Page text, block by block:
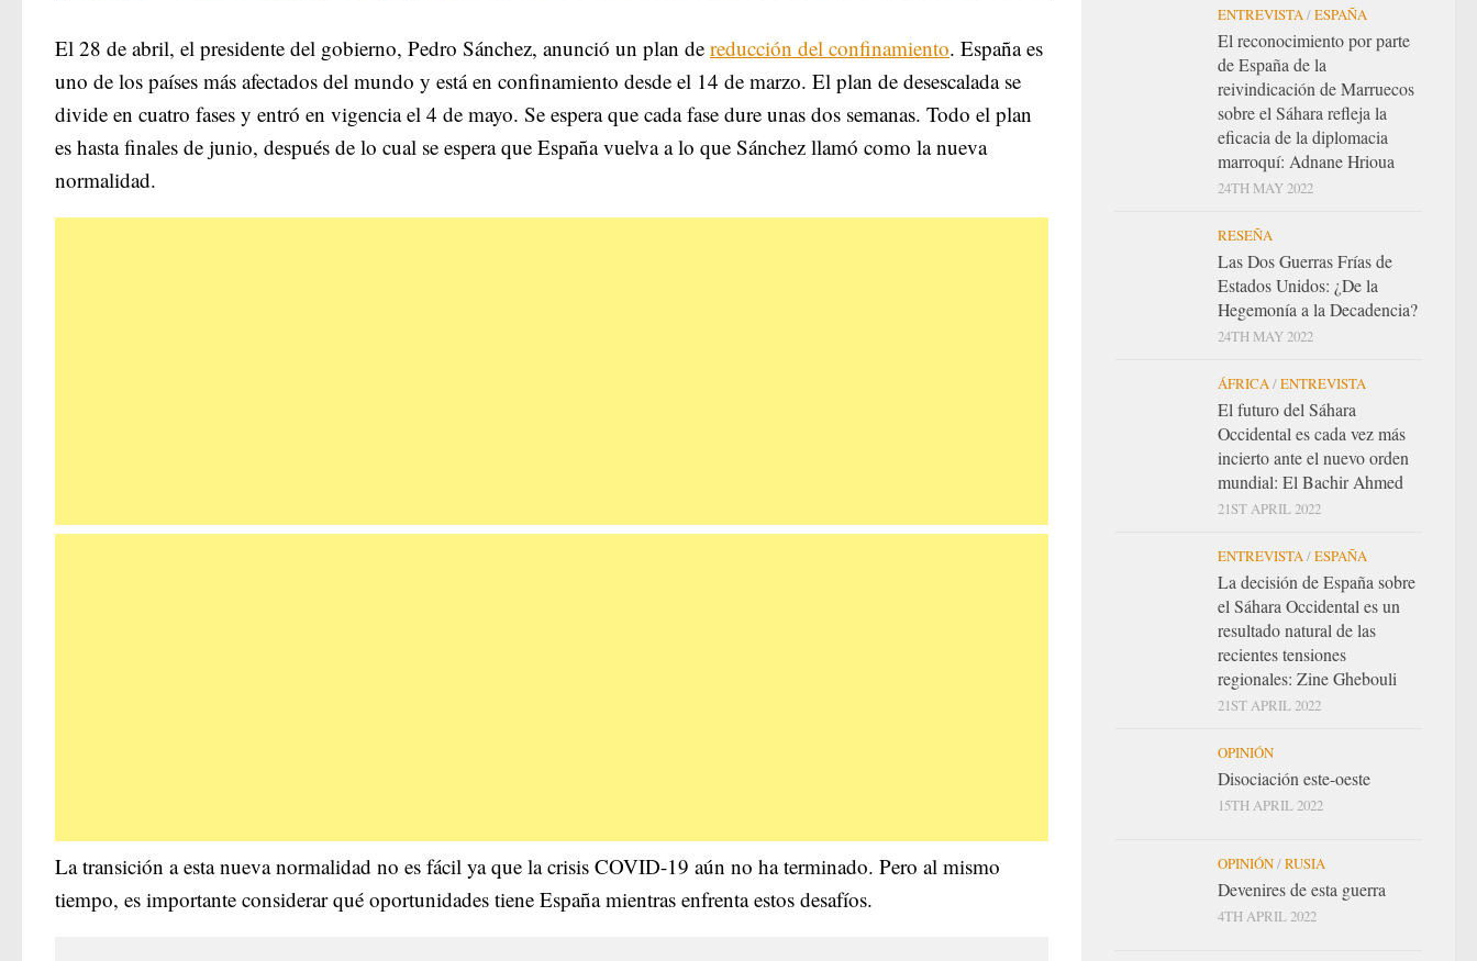
El 28 de abril, el presidente del gobierno, Pedro Sánchez, anunció un plan de reducción del confinamiento. España es
uno de los países más afectados del mundo y está en confinamiento desde el 14 de marzo. El plan de desescalada se
divide en cuatro fases y entró en vigencia el 4 de mayo. Se espera que cada fase dure unas dos semanas. Todo el plan
es hasta finales de junio, después de lo cual se espera que España vuelva a lo que Sánchez llamó como la nueva
normalidad.
La transición a esta nueva normalidad no es fácil ya que la crisis COVID-19 aún no ha terminado. Pero al mismo
tiempo, es importante considerar qué oportunidades tiene España mientras enfrenta estos desafíos.
ENTREVISTA/ESPAÑA
El reconocimiento por parte
de España de la
reivindicación de Marruecos
sobre el Sáhara refleja la
eficacia de la diplomacia
marroquí: Adnane Hrioua
24TH MAY 2022
RESEÑA
Las Dos Guerras Frías de
Estados Unidos: ¿De la
Hegemonía a la Decadencia?
24TH MAY 2022
ÁFRICA/ENTREVISTA
El futuro del Sáhara
Occidental es cada vez más
incierto ante el nuevo orden
mundial: El Bachir Ahmed
21ST APRIL 2022
ENTREVISTA/ESPAÑA
La decisión de España sobre
el Sáhara Occidental es un
resultado natural de las
recientes tensiones
regionales: Zine Ghebouli
21ST APRIL 2022
OPINIÓN
Disociación este-oeste
15TH APRIL 2022
OPINIÓN/RUSIA
Devenires de esta guerra
4TH APRIL 2022